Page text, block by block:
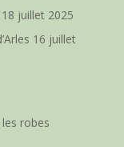
18 juillet 2025
16 juillet
robes